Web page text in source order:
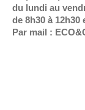
du lundi au
de 8h30 à 12h30
Par mail :